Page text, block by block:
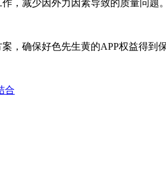
，减少因外力因素导致的质量问题。
，确保好色先生黄的APP权益得到保
合